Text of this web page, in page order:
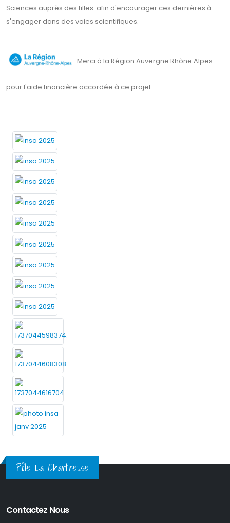
Sciences auprès des filles. afin d'encourager ces dernières à
s'engager dans des voies scientifiques.
Merci à la Région Auvergne Rhône Alpes
pour l'aide financière accordée à ce projet.
Pôle La Chartreuse
Contactez Nous